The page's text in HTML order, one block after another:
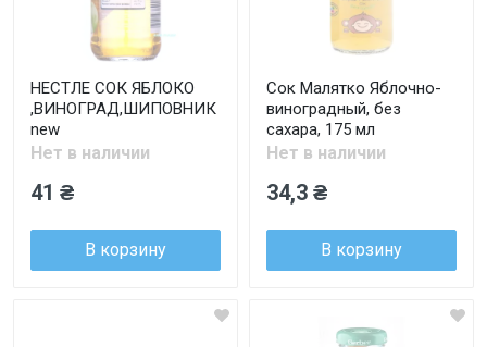
НЕСТЛЕ СОК ЯБЛОКО
,ВИНОГРАД,ШИПОВНИК
new
Нет в наличии
41 ₴
В корзину
Сок Малятко Яблочно-
виноградный, без
сахара, 175 мл
Нет в наличии
34,3 ₴
В корзину